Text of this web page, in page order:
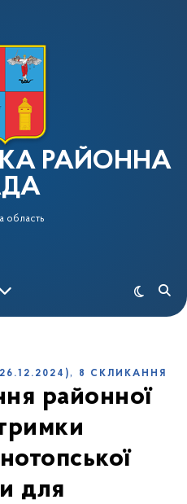
РАЙОННА
область
, 8 СКЛИКАННЯ
районної
для